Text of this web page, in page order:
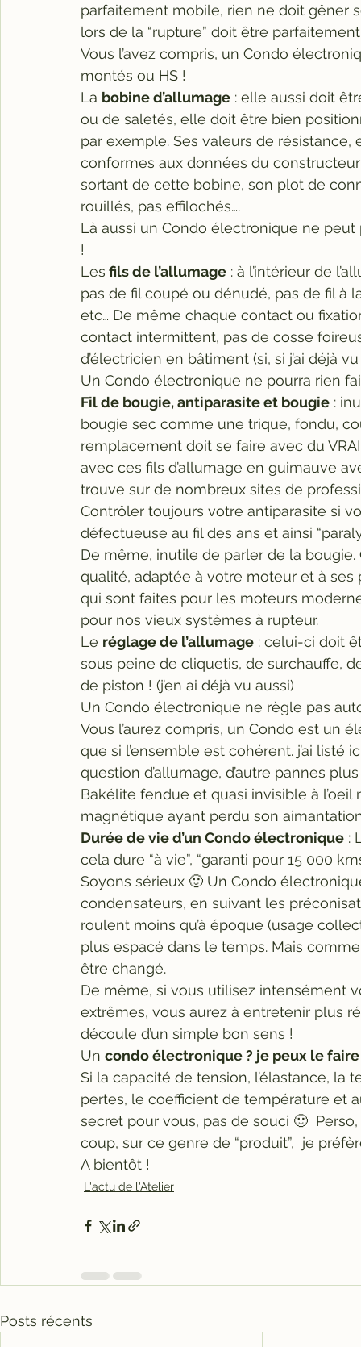
parfaitement mobile, rien ne doit gêner
lors de la “rupture” doit être
Vous l’avez compris, un Condo
montés ou HS !
La bobine d’allumage : elle aussi doit
ou de saletés, elle doit être bien
par exemple. Ses valeurs de
conformes aux données du
sortant de cette bobine, son plot de
rouillés, pas effilochés….
Là aussi un Condo électronique ne
!
Les fils de l’allumage : à l’intérieur de
pas de fil coupé ou dénudé, pas de fil à
etc… De même chaque contact ou
contact intermittent, pas de cosse
d’électricien en bâtiment (si, si j’ai déjà
Un Condo électronique ne pourra rien
Fil de bougie, antiparasite et bougie :
bougie sec comme une trique, fondu,
remplacement doit se faire avec du
avec ces fils d’allumage en guimauve
trouve sur de nombreux sites de
Contrôler toujours votre antiparasite si
défectueuse au fil des ans et ainsi
De même, inutile de parler de la
qualité, adaptée à votre moteur et à ses
qui sont faites pour les moteurs
pour nos vieux systèmes à rupteur.
Le réglage de l’allumage : celui-ci doit
sous peine de cliquetis, de surchauffe,
de piston ! (j’en ai déjà vu aussi)
Un Condo électronique ne règle pas
Vous l’aurez compris, un Condo est un
que si l’ensemble est cohérent. j’ai
question d’allumage, d’autre pannes
Bakélite fendue et quasi invisible à
magnétique ayant perdu son
Durée de vie d’un Condo électronique :
cela dure “à vie”, “garanti pour 15 000
Soyons sérieux 🙂 Un Condo
condensateurs, en suivant les
roulent moins qu’à époque (usage
plus espacé dans le temps. Mais
être changé.
De même, si vous utilisez intensément
extrêmes, vous aurez à entretenir plus
découle d’un simple bon sens !
Un condo électronique ? je peux le
Si la capacité de tension, l’élastance,
pertes, le coefficient de température et
secret pour vous, pas de souci 🙂
coup, sur ce genre de “produit”,  je
A bientôt !
L'actu de l'Atelier
Posts récents